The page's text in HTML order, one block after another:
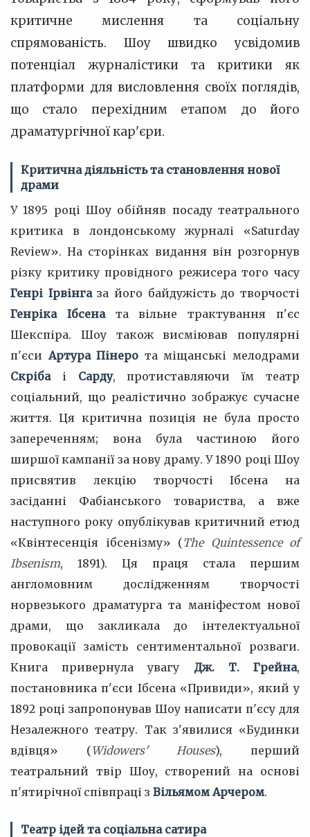
критичне мислення та соціальну
спрямованість. Шоу швидко усвідомив
потенціал журналістики та критики як
платформи для висловлення своїх поглядів,
що стало перехідним етапом до його
драматургічної кар'єри.
Критична діяльність та становлення нової
драми
У 1895 році Шоу обійняв посаду театрального
критика в лондонському журналі «Saturday
Review». На сторінках видання він розгорнув
різку критику провідного режисера того часу
Генрі Ірвінгаза його байдужість до творчості
Генріка Ібсената вільне трактування п'єс
Шекспіра. Шоу також висміював популярні
п'єсиАртура Пінеро та міщанські мелодрами
Скрібаі Сарду, протиставляючи їм театр
соціальний, що реалістично зображує сучасне
життя. Ця критична позиція не була просто
запереченням; вона була частиною його
ширшої кампанії за нову драму. У 1890 році Шоу
присвятив лекцію творчості Ібсена на
засіданні Фабіанського товариства, а вже
наступного року опублікував критичний етюд
«Квінтесенція ібсенізму» (The Quintessence of
Ibsenism, 1891). Ця праця стала першим
англомовним дослідженням творчості
норвезького драматурга та маніфестом нової
драми, що закликала до інтелектуальної
провокації замість сентиментальної розваги.
Книга привернула увагу Дж. Т. Грейна,
постановника п'єси Ібсена «Привиди», який у
1892 році запропонував Шоу написати п'єсу для
Незалежного театру. Так з'явилися «Будинки
вдівця» (Widowers' Houses), перший
театральний твір Шоу, створений на основі
п'ятирічної співпраці з Вільямом Арчером.
Театр ідей та соціальна сатира